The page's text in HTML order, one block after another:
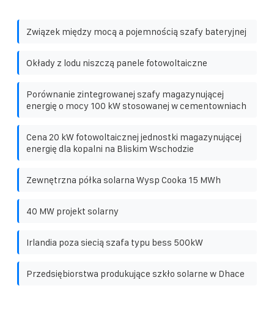
Związek między mocą a pojemnością szafy bateryjnej
Okłady z lodu niszczą panele fotowoltaiczne
Porównanie zintegrowanej szafy magazynującej
energię o mocy 100 kW stosowanej w cementowniach
Cena 20 kW fotowoltaicznej jednostki magazynującej
energię dla kopalni na Bliskim Wschodzie
Zewnętrzna półka solarna Wysp Cooka 15 MWh
40 MW projekt solarny
Irlandia poza siecią szafa typu bess 500kW
Przedsiębiorstwa produkujące szkło solarne w Dhace